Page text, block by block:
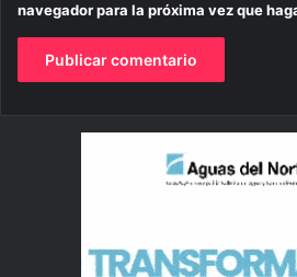
navegador para la próxima vez que